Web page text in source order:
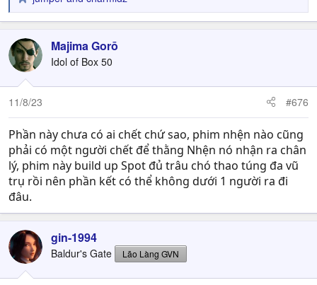
R
e
c
t
i
o
n
s
Majima Gorō
Idol of Box 50
11/8/23 #676
Phần này chưa có ai chết chứ sao, phim nhện nào cũng
phải có một người chết để thằng Nhện nó nhận ra chân
lý, phim này build up Spot đủ trâu chó thao túng đa vũ
trụ rồi nên phần kết có thể không dưới 1 người ra đi
đâu.
gin-1994
Baldur's Gate Lão Làng GVN